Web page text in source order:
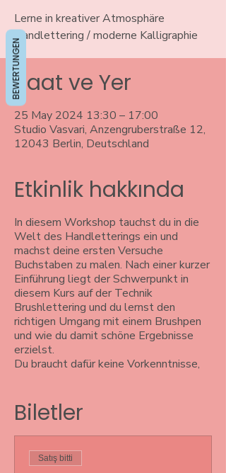
Lerne in kreativer Atmosphäre
Handlettering / moderne Kalligraphie
Saat ve Yer
25 May 2024 13:30 – 17:00
Studio Vasvari, Anzengruberstraße 12,
12043 Berlin, Deutschland
Etkinlik hakkında
In diesem Workshop tauchst du in die
Welt des Handletterings ein und
machst deine ersten Versuche
Buchstaben zu malen. Nach einer kurzer
Einführung liegt der Schwerpunkt in
diesem Kurs auf der Technik
Brushlettering und du lernst den
richtigen Umgang mit einem Brushpen
und wie du damit schöne Ergebnisse
erzielst.
Du braucht dafür keine Vorkenntnisse,
gerne lettern möchtest. Aber keine
Angst, du wirst jede Menge
Inspirationen vor Ort finden, falls dir die
zündende
Idee fehlt.
Biletler
Satış bitti
BEWERTUNGEN